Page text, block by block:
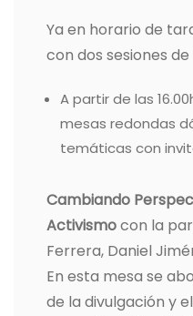
Ya en horario de
con dos sesiones de
A partir de las
mesas redondas
temáticas con
Cambiando
Activismocon la
Ferrera, Daniel
En esta mesa se
de la divulgación y